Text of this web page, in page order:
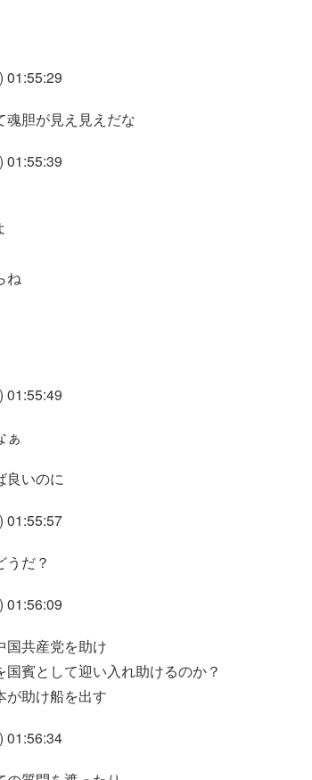
01:55:29
魂胆が見え見えだな
01:55:39
ね
01:55:49
ぁ
良いのに
01:55:57
だ？
01:56:09
国共産党を助け
賓として迎い入れ助けるのか？
が助け船を出す
01:56:34